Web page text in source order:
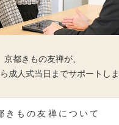
京都きもの友禅が、
成人式当日までサポートし
きもの友禅について